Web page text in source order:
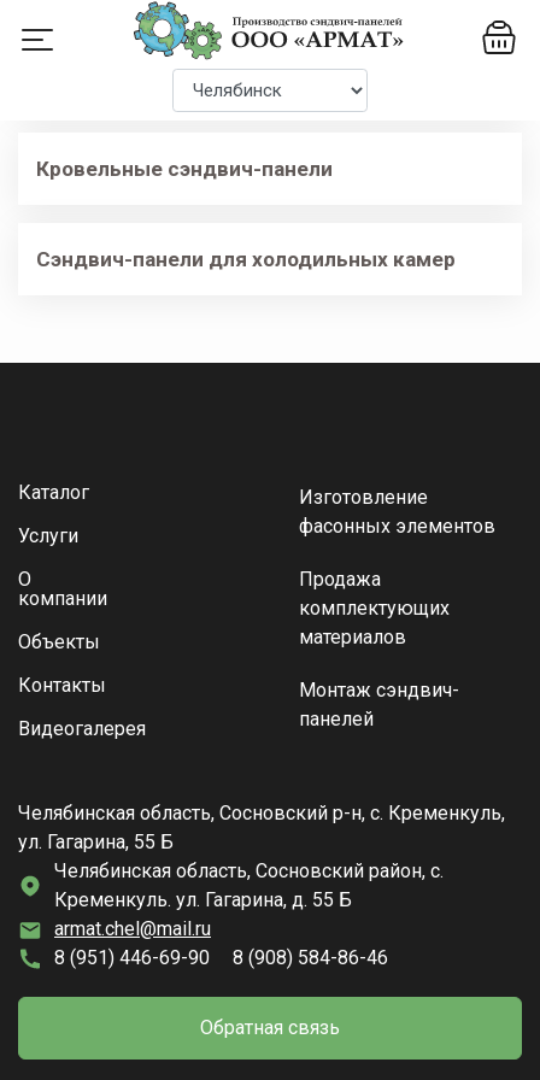
Стеновые сэндвич-панели
Кровельные сэндвич-панели
Сэндвич-панели для холодильных камер
Каталог
Услуги
О
компании
Объекты
Контакты
Видеогалерея
Изготовление
фасонных элементов
Продажа
комплектующих
материалов
Монтаж сэндвич-
панелей
Челябинская область, Сосновский р-н, с. Кременкуль,
ул. Гагарина, 55 Б
Челябинская область, Сосновский район, с.
Кременкуль. ул. Гагарина, д. 55 Б
armat.chel@mail.ru
8 (951) 446-69-90
8 (908) 584-86-46
Обратная связь